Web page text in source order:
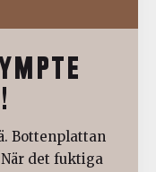
Bottenplattan
det fuktiga